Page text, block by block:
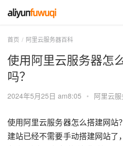
首页 阿里云服务器百科
使用阿里云服务器怎
吗？
2024年5月25日 am8:05 • 阿里云
使用阿里云服务器怎么搭建网站
建站已经不需要手动搭建网站了